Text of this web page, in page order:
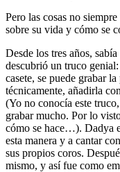
Pero las cosas no
sobre su vida y cómo se
Desde los tres años,
descubrió un truco
casete, se puede grabar
técnicamente, añadirla
(Yo no conocía este
grabar mucho. Por lo
cómo se hace…). Dadya
esta manera y a cantar
sus propios coros.
mismo, y así fue como